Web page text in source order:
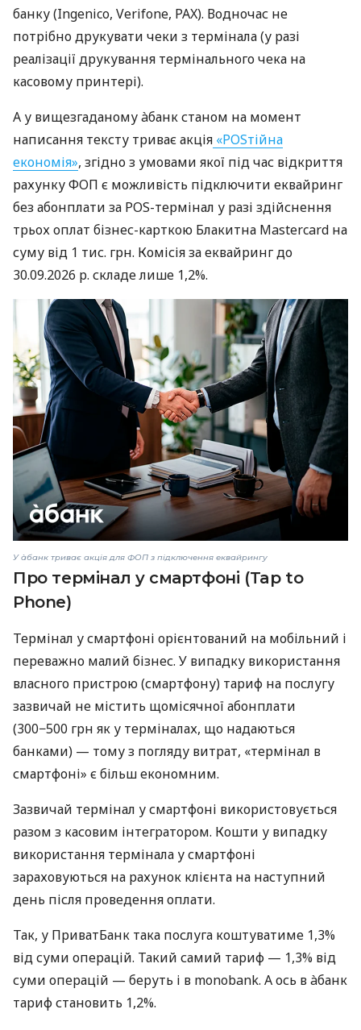
банку (Ingenico, Verifone, PAX). Водночас не
потрібно друкувати чеки з термінала (у разі
реалізації друкування термінального чека на
касовому принтері).
А у вищезгаданому àбанк станом на момент
написання тексту триває акція «POSтійна
економія», згідно з умовами якої під час відкриття
рахунку ФОП є можливість підключити еквайринг
без абонплати за POS-термінал у разі здійснення
трьох оплат бізнес-карткою Блакитна Mastercard на
суму від 1 тис. грн. Комісія за еквайринг до
30.09.2026 р. складе лише 1,2%.
У àбанк триває акція для ФОП з підключення еквайрингу
Про термінал у смартфоні (Tap to
Phone)
Термінал у смартфоні орієнтований на мобільний і
переважно малий бізнес. У випадку використання
власного пристрою (смартфону) тариф на послугу
зазвичай не містить щомісячної абонплати
(300−500 грн як у терміналах, що надаються
банками) — тому з погляду витрат, «термінал в
смартфоні» є більш економним.
Зазвичай термінал у смартфоні використовується
разом з касовим інтегратором. Кошти у випадку
використання термінала у смартфоні
зараховуються на рахунок клієнта на наступний
день після проведення оплати.
Так, у ПриватБанк така послуга коштуватиме 1,3%
від суми операцій. Такий самий тариф — 1,3% від
суми операцій — беруть і в monobank. А ось в àбанк
тариф становить 1,2%.